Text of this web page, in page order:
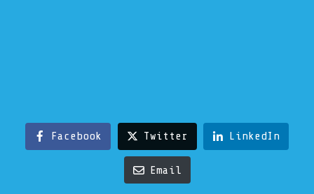
Facebook Twitter LinkedIn
Email